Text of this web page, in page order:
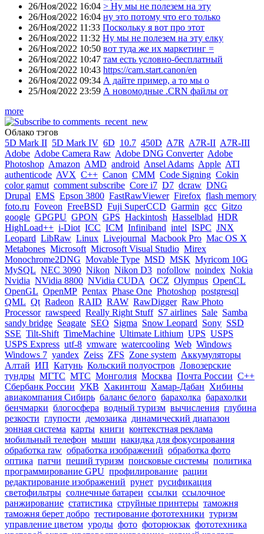
26/Ноя/2022 16:04 > Ну мы не полезем на эту
26/Ноя/2022 16:04 ну это потому что его только
26/Ноя/2022 11:33 Поскольку я вот про этот
26/Ноя/2022 11:32 Ну мы не полезем на эту елку
26/Ноя/2022 10:50 вот туда же их маркетинг =
26/Ноя/2022 10:47 там есть условно-бесплатный
26/Ноя/2022 10:43 https://cam.start.canon/en
26/Ноя/2022 09:34 А дайте пример, а то мы о
25/Ноя/2022 23:59 А новомодные .CRN файлы от
more
Облако тэгов
5D Mark II 5D Mark IV 6D 10.7 450D A7R A7R-II A7R-III
Adobe Adobe Camera Raw Adobe DNG Converter Adobe
Photoshop Amazon AMD android Ansel Adams Apple ATI
authenticode AVX C++ Canon CMM Code Signing Cokin
color gamut comment subscribe Core i7 D7 dcraw DNG
Drupal EMS Epson 3800 FastRawViewer Firefox flash memory
foto.ru Foveon FreeBSD Fuji SuperCCD Garmin gcc Gitzo
google GPGPU GPON GPS Hackintosh Hasselblad HDR
HighLoad++ i-Diot ICC ICM Infiniband intel ISPC JNX
Leopard LibRaw Linux Livejournal Macbook Pro Mac OS X
Metabones Microsoft Microsoft Visual Studio Mirex
Monochrome2DNG Movable Type MSD MSK Myricom 10G
MySQL NEC 3090 Nikon Nikon D3 nofollow noindex Nokia
Nvidia NVidia 8800 NVidia CUDA OCZ Olympus OpenCL
OpenGL OpenMP Pentax Phase One Photoshop postgresql
QML Qt Radeon RAID RAW RawDigger Raw Photo
Processor rawspeed Really Right Stuff S7 airlines Sale Samba
sandy bridge Seagate SEO Sigma Snow Leopard Sony SSD
SSE Tilt-Shift TimeMachine Ultimate Lithium UPS USPS
USPS Express utf-8 vmware watercooling Web Windows
Windows 7 yandex Zeiss ZFS Zone system Аккумуляторы
Алтай ИП Катунь Кольский полуостров Ловозерские
тундры МГТС МТС Монголия Москва Почта России С++
Сбербанк России УКВ Хакинтош Хамар-Дабан Хибины
авиакомпания Сибирь баланс белого барахолка барахолки
бенчмарки блогосфера водный туризм вычисления глубина
резкости глупости демозаика динамический диапазон
зонная система карты книги контекстная реклама
мобильный телефон мыши накидка для фокусирования
обработка raw обработка изображений обработка фото
оптика патчи пеший туризм поисковые системы политика
программирование GPU профилирование рации
редактирование изображений рунет русификация
светофильтры солнечные батареи ссылки ссылочное
ранжирование статистика струйные принтеры таможня
таможня берет добро тестирование фототехники туризм
управление цветом уроды фото фоторюкзак фототехника